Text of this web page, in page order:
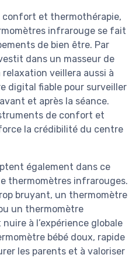
confort et thermothérapie,
infrarouge se fait
de bien être. Par
dans un masseur de
veillera aussi à
digital fiable pour surveiller
et après la séance.
de confort et
la crédibilité du centre
également dans ce
thermomètres infrarouges.
bruyant, un thermomètre
un thermomètre
à l’expérience globale
bébé doux, rapide
les parents et à valoriser